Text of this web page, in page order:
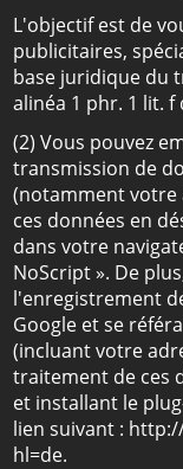
L'objectif est de
publicitaires,
base juridique du
alinéa 1 phr. 1 lit. f
(2) Vous pouvez
transmission de
(notamment votre
ces données en
dans votre
NoScript ». De
l'enregistrement
Google et se
(incluant votre
traitement de ces
et installant le
lien suivant :
hl=de.